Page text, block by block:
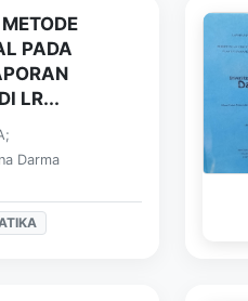
PADA
LR...
Darma